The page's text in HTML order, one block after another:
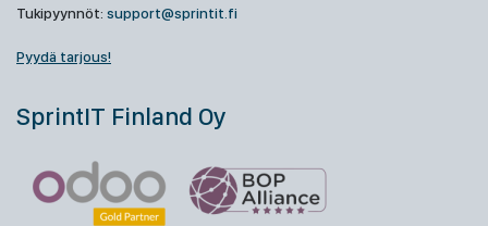
Tukipyynnöt: support@sprintit.fi
Pyydä tarjous!
SprintIT Finland Oy